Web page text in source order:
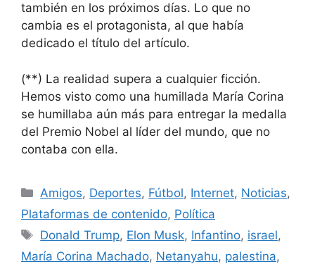
también en los próximos días. Lo que no
cambia es el protagonista, al que había
dedicado el título del artículo.
(**) La realidad supera a cualquier ficción.
Hemos visto como una humillada María Corina
se humillaba aún más para entregar la medalla
del Premio Nobel al líder del mundo, que no
contaba con ella.
Categorías
Amigos, Deportes, Fútbol, Internet, Noticias,
Plataformas de contenido, Política
Etiquetas
Donald Trump, Elon Musk, Infantino, israel,
María Corina Machado, Netanyahu, palestina,